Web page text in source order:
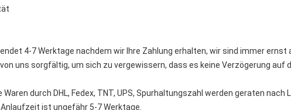
4-7 Werktage nachdem wir Ihre Zahlung erhalten, wir sind immer
uns sorgfältig, um sich zu vergewissern, dass es keine Verzögerung auf
durch DHL, Fedex, TNT, UPS, Spurhaltungszahl werden geraten nach
ist ungefähr 5-7 Werktage.